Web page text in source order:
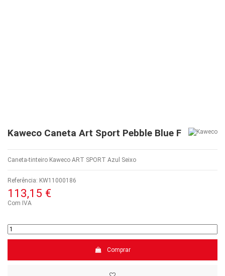
Kaweco Caneta Art Sport Pebble Blue F
Caneta-tinteiro Kaweco ART SPORT Azul Seixo
Referência: KW11000186
113,15 €
Com IVA
Comprar